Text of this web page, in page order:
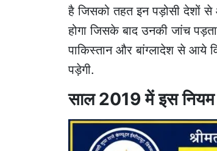
है जिसको तहत इन पड़ोसी देशों
होगा जिसके बाद उनकी जांच
पाकिस्तान और बांग्लादेश से आये
पड़ेगी.
साल 2019 में इस नियम